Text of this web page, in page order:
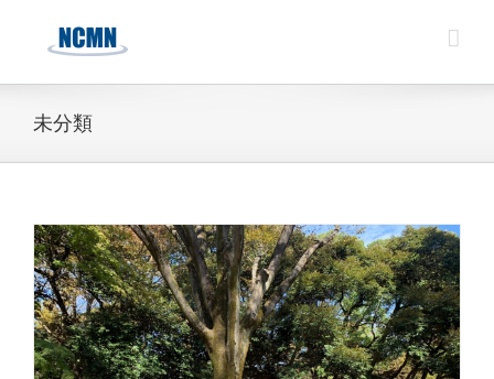
未分類